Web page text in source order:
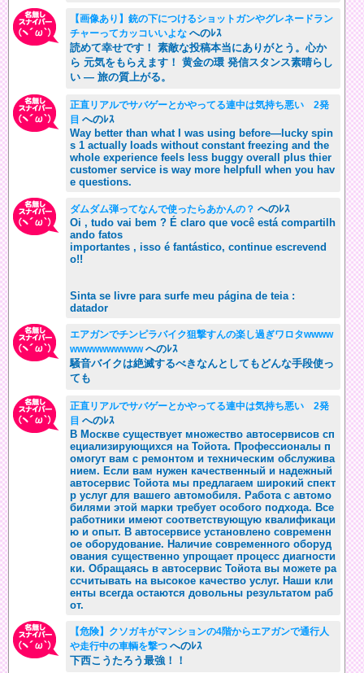
【画像あり】銃の下につけるショットガンやグレネードラン
チャーってカッコいいよな へのﾚｽ
読めて幸せです！ 素敵な投稿本当にありがとう。心か
ら 元気をもらえます！ 黄金の環 発信スタンス素晴らし
い — 旅の質上がる。
正直リアルでサバゲーとかやってる連中は気持ち悪い 2発
目 へのﾚｽ
Way better than what I was using before—lucky spin
s 1 actually loads without constant freezing and the
whole experience feels less buggy overall plus thier
customer service is way more helpfull when you hav
e questions.
ダムダム弾ってなんで使ったらあかんの？ へのﾚｽ
Oi , tudo vai bem ? É claro que você está compartilh
ando fatos
importantes , isso é fantástico, continue escrevend
o!!
Sinta se livre para surfe meu página de teia :
datador
エアガンでチンピラバイク狙撃すんの楽し過ぎワロタwwww
wwwwwwwwwwへのﾚｽ
騒音バイクは絶滅するべきなんとしてもどんな手段使っ
ても
正直リアルでサバゲーとかやってる連中は気持ち悪い 2発
目 へのﾚｽ
В Москве существует множество автосервисов сп
ециализирующихся на Тойота. Профессионалы п
омогут вам с ремонтом и техническим обслужива
нием. Если вам нужен качественный и надежный
автосервис Тойота мы предлагаем широкий спект
р услуг для вашего автомобиля. Работа с автомо
билями этой марки требует особого подхода. Все
работники имеют соответствующую квалификаци
ю и опыт. В автосервисе установлено современн
ое оборудование. Наличие современного оборуд
ования существенно упрощает процесс диагности
ки. Обращаясь в автосервис Тойота вы можете ра
ссчитывать на высокое качество услуг. Наши кли
енты всегда остаются довольны результатом раб
от.
【危険】クソガキがマンションの4階からエアガンで通行人
や走行中の車輌を撃つ へのﾚｽ
下西こうたろう最強！！